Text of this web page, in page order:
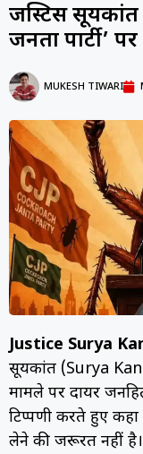
जस्टिस
जनता पार्टी’
MUKESH TIWARI
Justice Surya
सूर्यकांत (Surya
मामले पर दायर
टिप्पणी करते हुए
लेने की जरूरत नहीं